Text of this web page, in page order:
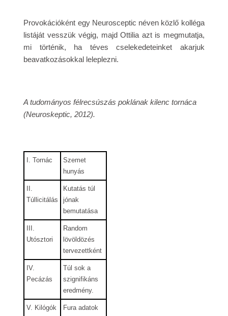
Provokációként egy Neurosceptic néven közlő kolléga
listáját vesszük végig, majd Ottilia azt is megmutatja,
mi történik, ha téves cselekedeteinket akarjuk
beavatkozásokkal leleplezni.
A tudományos félrecsúszás poklának kilenc tornáca
(Neuroskeptic, 2012).
I. Tornác
Szemet
hunyás
II.
Túllicitálás
Kutatás túl
jónak
bemutatása
III.
Utósztori
Random
lövöldözés
tervezettként
IV.
Pecázás
Túl sok a
szignifikáns
eredmény.
V. Kilógók
Fura adatok